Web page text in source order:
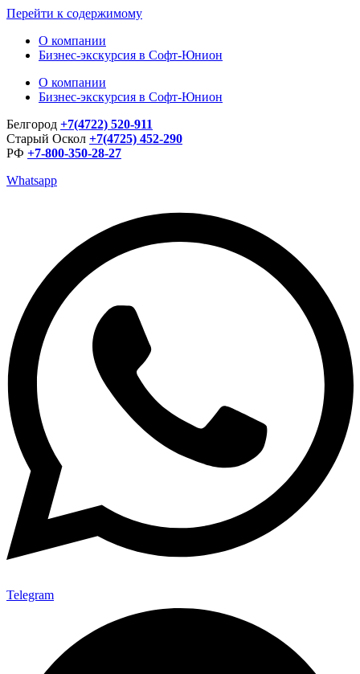
Перейти к содержимому
О компании
Бизнес-экскурсия в Софт-Юнион
О компании
Бизнес-экскурсия в Софт-Юнион
Белгород +7(4722) 520-911
Старый Оскол +7(4725) 452-290
РФ +7-800-350-28-27
Whatsapp
Telegram